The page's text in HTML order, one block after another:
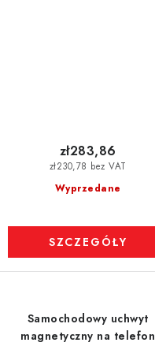
Wyprzedane
zł230,78 bez VAT
zł283,86
SZCZEGÓŁY
Samochodowy uchwyt
magnetyczny na telefon